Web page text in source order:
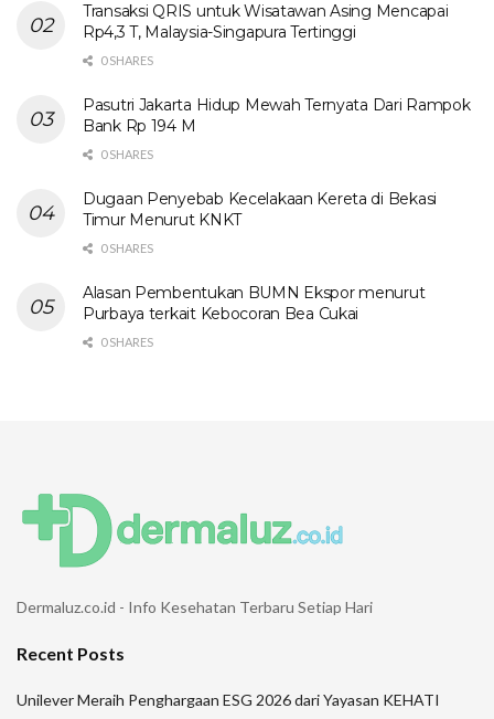
Transaksi QRIS untuk Wisatawan Asing Mencapai
Rp4,3 T, Malaysia-Singapura Tertinggi
0 SHARES
Pasutri Jakarta Hidup Mewah Ternyata Dari Rampok
Bank Rp 194 M
0 SHARES
Dugaan Penyebab Kecelakaan Kereta di Bekasi
Timur Menurut KNKT
0 SHARES
Alasan Pembentukan BUMN Ekspor menurut
Purbaya terkait Kebocoran Bea Cukai
0 SHARES
Dermaluz.co.id - Info Kesehatan Terbaru Setiap Hari
Recent Posts
Unilever Meraih Penghargaan ESG 2026 dari Yayasan KEHATI